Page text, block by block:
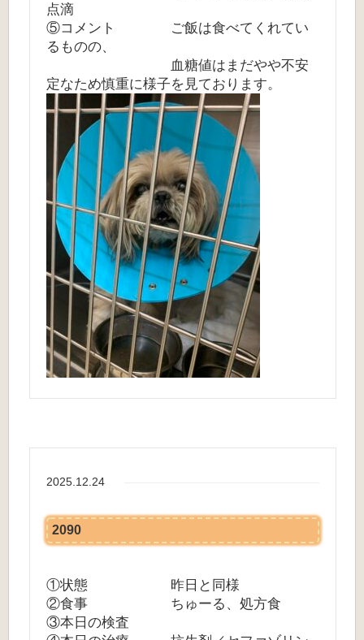
点滴
⑤コメント ご飯は食べてくれてい
るものの、
血糖値はまだやや不安
定なため慎重に様子を見ております。
2025.12.24
2090
①状態 昨日と同様
②食事 ちゅーる、処方食
③本日の検査